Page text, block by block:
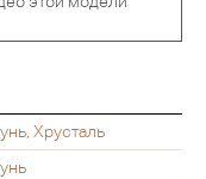
Хрусталь